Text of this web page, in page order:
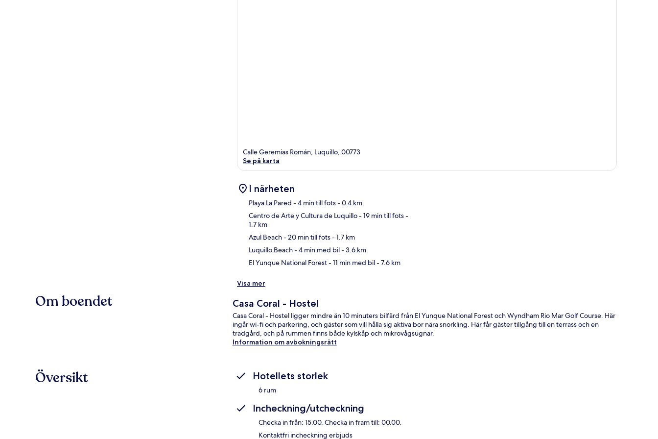
Calle Geremias Román, Luquillo, 00773
Se på karta
I närheten
Playa La Pared - 4 min till fots- 0.4 km
Centro de Arte y Cultura de Luquillo- 19 min till fots-
1.7 km
Azul Beach- 20 min till fots- 1.7 km
Luquillo Beach- 4 min med bil- 3.6 km
El Yunque National Forest- 11 min med bil- 7.6 km
Visa mer
Om boendet Casa Coral - Hostel
Casa Coral - Hostel ligger mindre än 10 minuters bilfärd från El Yunque National Forest och Wyndham Rio Mar Golf Course. Här
ingår wi-fi och parkering, och gäster som vill hålla sig aktiva bor nära snorkling. Här får gäster tillgång till en terrass och en
trädgård, och på rummen finns både kylskåp och mikrovågsugnar.
Information om avbokningsrätt
Översikt Hotellets storlek
6 rum
Incheckning/utcheckning
Checka in från: 15.00. Checka in fram till: 00.00.
Kontaktfri incheckning erbjuds